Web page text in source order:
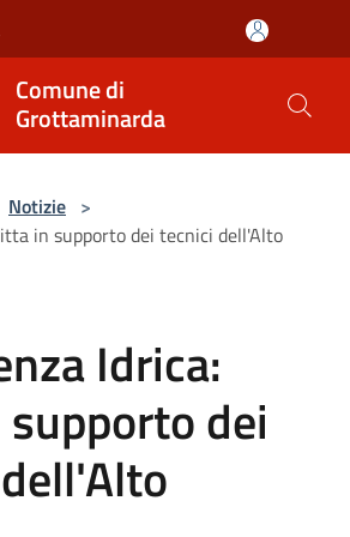
Comune di
Grottaminarda
Notizie >
in supporto dei tecnici dell'Alto
Idrica:
dei